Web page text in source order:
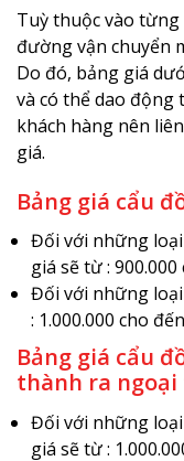
Tuỳ thuộc vào
đường vận chuyển
Do đó, bảng giá
và có thể dao động
khách hàng nên
giá.
Bảng giá cẩu
Đối với những
giá sẽ từ : 900.000
Đối với những
: 1.000.000 cho
Bảng giá cẩu
thành ra
Đối với những
giá sẽ từ :